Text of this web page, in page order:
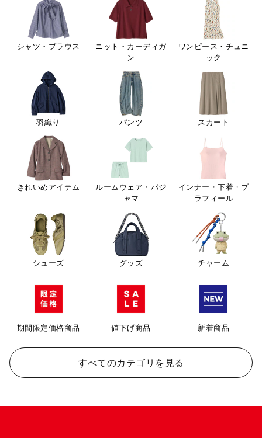
シャツ・ブラウス
ニット・カーディガ
ン
ワンピース・チュニ
ック
羽織り パンツ スカート
きれいめアイテム
ルームウェア・パジ
ャマ
インナー・下着・ブ
ラフィール
シューズ グッズ チャーム
期間限定価格商品 値下げ商品 新着商品
すべてのカテゴリを見る